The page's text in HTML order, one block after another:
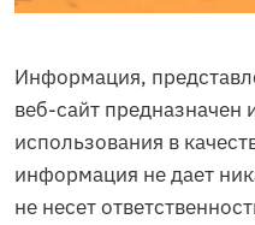
Информация,
веб-сайт предназначен
использования в
информация не дает
не несет